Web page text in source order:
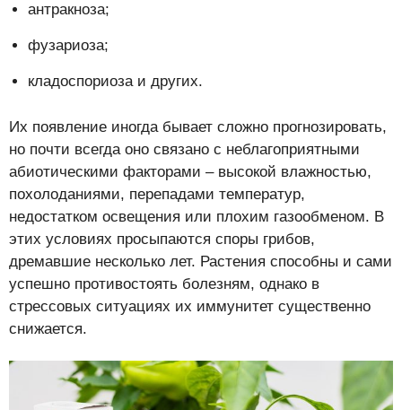
антракноза;
фузариоза;
кладоспориоза и других.
Их появление иногда бывает сложно прогнозировать,
но почти всегда оно связано с неблагоприятными
абиотическими факторами – высокой влажностью,
похолоданиями, перепадами температур,
недостатком освещения или плохим газообменом. В
этих условиях просыпаются споры грибов,
дремавшие несколько лет. Растения способны и сами
успешно противостоять болезням, однако в
стрессовых ситуациях их иммунитет существенно
снижается.